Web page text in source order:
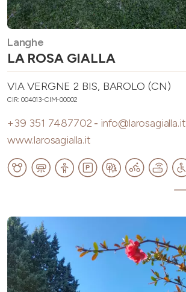
Langhe
LA ROSA GIALLA
VIA VERGNE 2 BIS, BAROLO (CN)
CIR: 004013-CIM-00002
+39 351 7487702 - info@larosagialla.it
www.larosagialla.it